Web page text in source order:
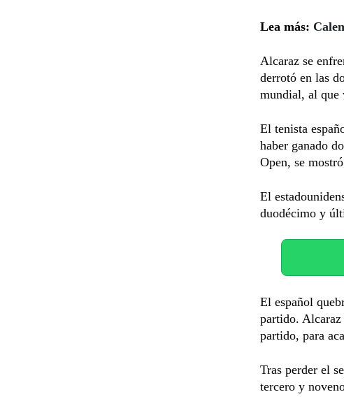
Lea más:
Alcaraz se
derrotó en las
mundial, al que
El tenista
haber ganado
Open, se
El
duodécimo y
El español
partido.
partido, para
Tras perder el
tercero y